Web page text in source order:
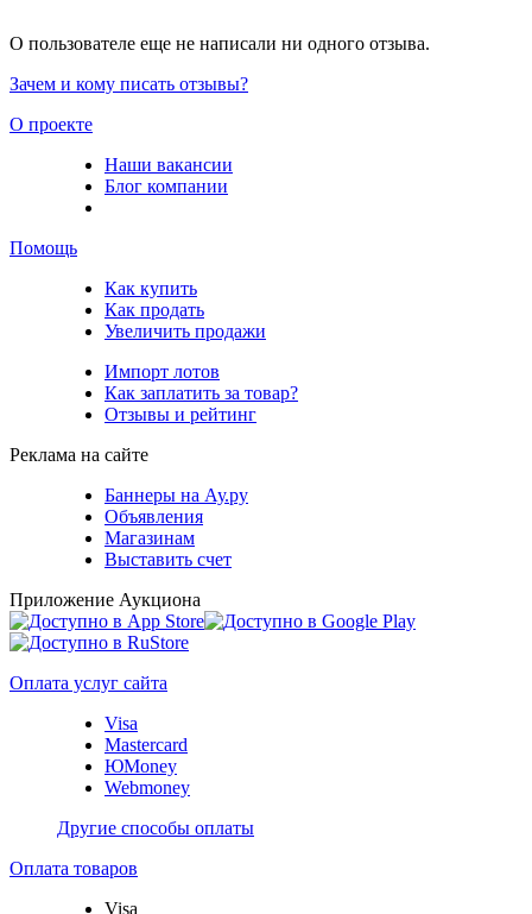
О пользователе еще не написали ни одного отзыва.
Зачем и кому писать отзывы?
О проекте
Наши вакансии
Блог компании
Помощь
Как купить
Как продать
Увеличить продажи
Импорт лотов
Как заплатить за товар?
Отзывы и рейтинг
Реклама на сайте
Баннеры на Ау.ру
Объявления
Магазинам
Выставить счет
Приложение Аукциона
Оплата услуг сайта
Visa
Mastercard
ЮMoney
Webmoney
Другие способы оплаты
Оплата товаров
Visa